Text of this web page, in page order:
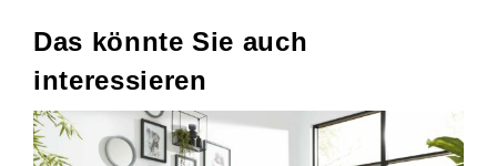
Das könnte Sie auch
interessieren